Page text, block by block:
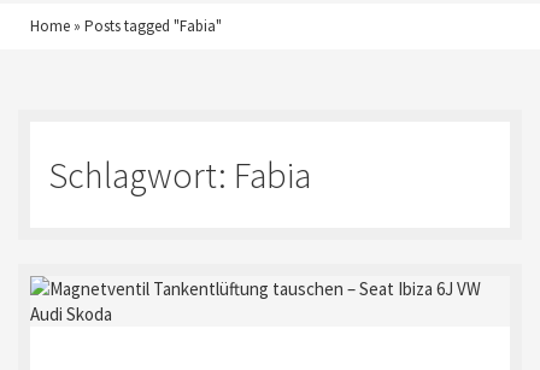
Home » Posts tagged "Fabia"
Schlagwort: Fabia